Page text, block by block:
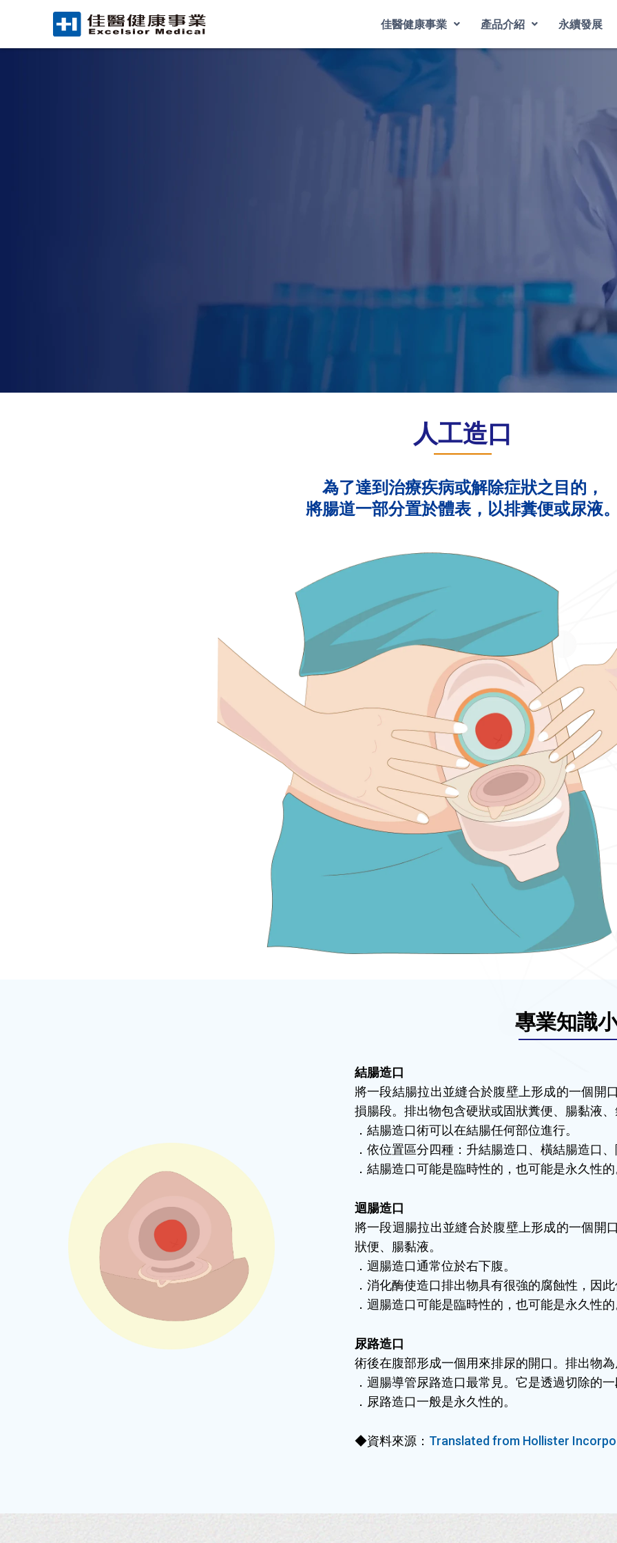
佳醫健康事業 產品介紹 永續發展
人工造口
為了達到治療疾病或解除症狀之目的，
將腸道一部分置於體表，以排糞便或尿液
專業知識
結腸造口
將一段結腸拉出並縫合於腹壁上形成的一個開
損腸段。排出物包含硬狀或固狀糞便、腸黏液
．結腸造口術可以在結腸任何部位進行。
．依位置區分四種：升結腸造口、橫結腸造口
．結腸造口可能是臨時性的，也可能是永久性
迴腸造口
將一段迴腸拉出並縫合於腹壁上形成的一個開
狀便、腸黏液。
．迴腸造口通常位於右下腹。
．消化酶使造口排出物具有很強的腐蝕性，因
．迴腸造口可能是臨時性的，也可能是永久性
尿路造口
術後在腹部形成一個用來排尿的開口。排出物
．迴腸導管尿路造口最常見。它是透過切除的
．尿路造口一般是永久性的。
◆資料來源： Translated from Hollister